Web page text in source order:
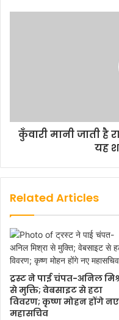
कुँवारी मानी जाती
यह
Related Articles
ट्रस्ट ने पाई चंपत-अनिल
से मुक्ति; वेबसाइट से हटा
विवरण; कृष्ण मोहन होंगे नए
महासचिव